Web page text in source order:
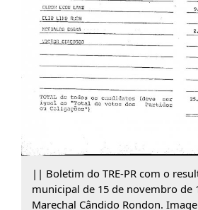
|| Boletim do TRE-PR com o
municipal de 15 de novembro de
Marechal Cândido Rondon.